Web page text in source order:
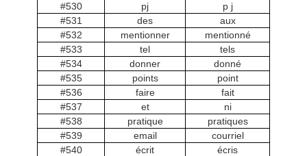
#530
pj
p j
#531
des
aux
#532
mentionner
mentionné
#533
tel
tels
#534
donner
donné
#535
points
point
#536
faire
fait
#537
et
ni
#538
pratique
pratiques
#539
email
courriel
#540
écrit
écris